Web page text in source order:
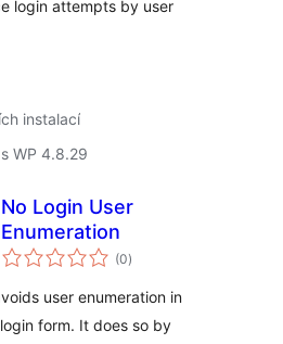
login attempts by user
instalací
WP 4.8.29
No Login User
Enumeration
(0celkové
hodnocení
)
user enumeration in
form. It does so by